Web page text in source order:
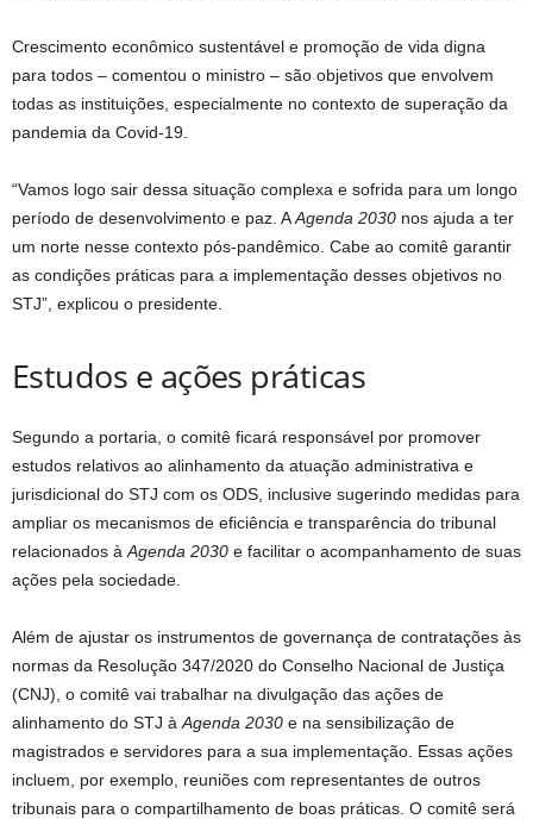
Crescimento econômico sustentável e promoção de vida digna
para todos – comentou o ministro – são objetivos que envolvem
todas as instituições, especialmente no contexto de superação da
pandemia da Covid-19.
“Vamos logo sair dessa situação complexa e sofrida para um longo
período de desenvolvimento e paz. AAgenda 2030 nos ajuda a ter
um norte nesse contexto pós-pandêmico. Cabe ao comitê garantir
as condições práticas para a implementação desses objetivos no
STJ”, explicou o presidente.
Estudos e ações p​​​ráticas
Segundo a portaria, o comitê ficará responsável por promover
estudos relativos ao alinhamento da atuação administrativa e
jurisdicional do STJ com os ODS, inclusive sugerindo medidas para
ampliar os mecanismos de eficiência e transparência do tribunal
relacionados à Agenda 2030 e facilitar o acompanhamento de suas
ações pela sociedade.
Além de ajustar os instrumentos de governança de contratações às
normas da Resolução 347/2020 do Conselho Nacional de Justiça
(CNJ), o comitê vai trabalhar na divulgação das ações de
alinhamento do STJ à Agenda 2030 e na sensibilização de
magistrados e servidores para a sua implementação. Essas ações
incluem, por exemplo, reuniões com representantes de outros
tribunais para o compartilhamento de boas práticas. O comitê será